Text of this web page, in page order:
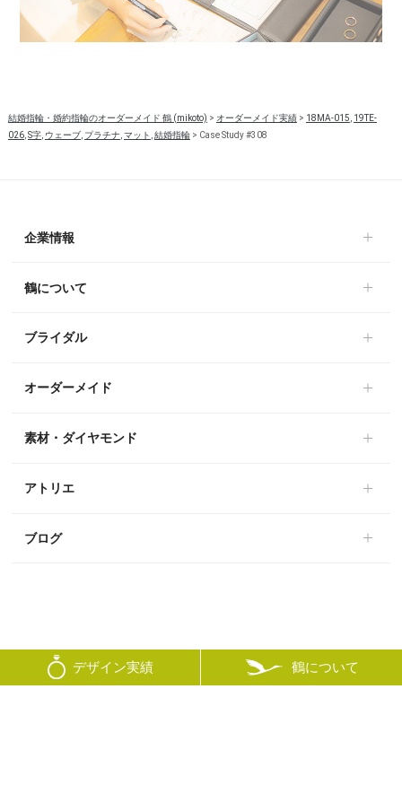
デザイン実績 鶴について
結婚指輪・婚約指輪のオーダーメイド 鶴 (mikoto) > オーダーメイド実績> 18MA-015, 19TE-
026,S字, ウェーブ, プラチナ,マット ,結婚指輪> Case Study #308
企業情報
鶴について
ブライダル
オーダーメイド
素材・ダイヤモンド
アトリエ
ブログ